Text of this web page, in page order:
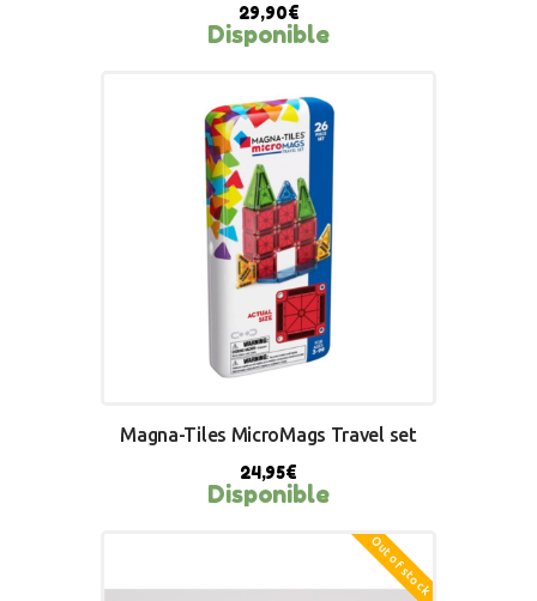
BUY NOW
29,90€
Disponible
Magna-Tiles MicroMags Travel set
24,95€
Disponible
Out of stock